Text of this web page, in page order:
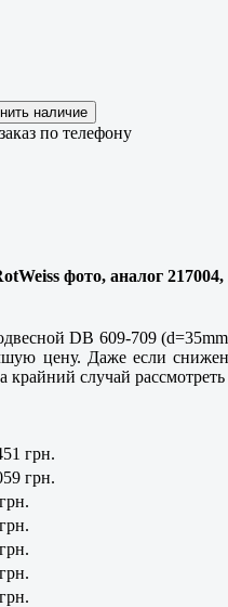
по телефону
фото, аналог
DB 609-709
цену. Даже если
случай рассмотреть
грн.
грн.